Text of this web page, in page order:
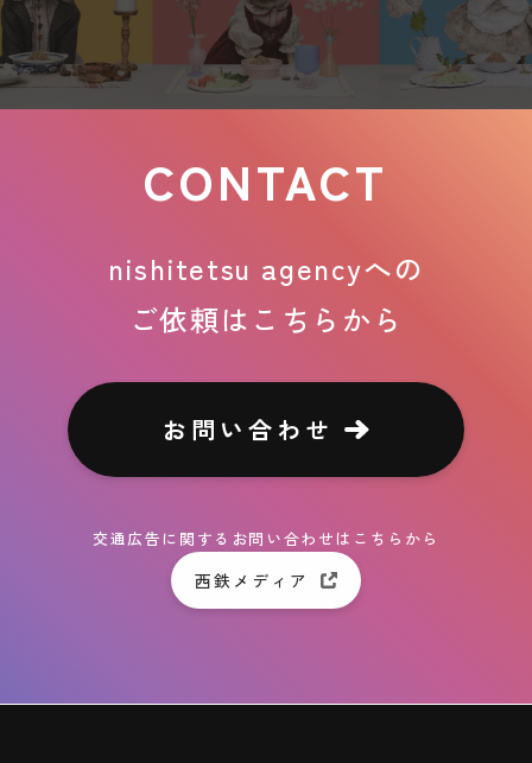
CONTACT
nishitetsu agencyへの
ご依頼はこちらから
お問い合わせ
交通広告に関するお問い合わせはこちらから
西鉄メディア